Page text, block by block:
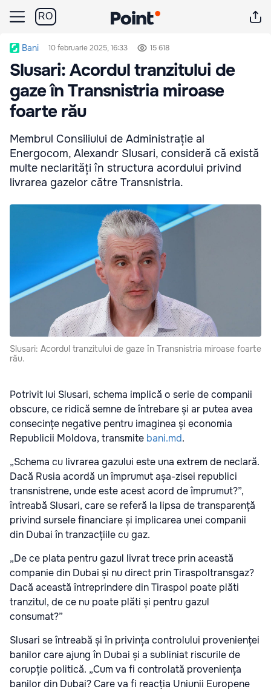
RO
Bani 10 februarie 2025, 16:33 15 618
Slusari: Acordul tranzitului de
gaze în Transnistria miroase
foarte rău
Membrul Consiliului de Administrație al
Energocom, Alexandr Slusari, consideră că există
multe neclarități în structura acordului privind
livrarea gazelor către Transnistria.
Slusari: Acordul tranzitului de gaze în Transnistria miroase foarte
rău.
Potrivit lui Slusari, schema implică o serie de companii
obscure, ce ridică semne de întrebare și ar putea avea
consecințe negative pentru imaginea și economia
Republicii Moldova, transmite bani.md.
„Schema cu livrarea gazului este una extrem de neclară.
Dacă Rusia acordă un împrumut așa-zisei republici
transnistrene, unde este acest acord de împrumut?”,
întreabă Slusari, care se referă la lipsa de transparență
privind sursele financiare și implicarea unei companii
din Dubai în tranzacțiile cu gaz.
„De ce plata pentru gazul livrat trece prin această
companie din Dubai și nu direct prin Tiraspoltransgaz?
Dacă această întreprindere din Tiraspol poate plăti
tranzitul, de ce nu poate plăti și pentru gazul
consumat?”
Slusari se întreabă și în privința controlului provenienței
banilor care ajung în Dubai și a subliniat riscurile de
corupție politică. „Cum va fi controlată proveniența
banilor din Dubai? Care va fi reacția Uniunii Europene